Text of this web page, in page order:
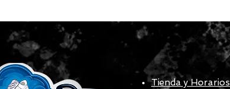
Tienda y Horarios